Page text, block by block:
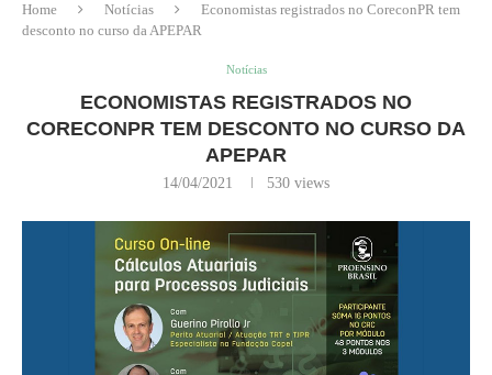
Home Notícias
Economistas registrados no CoreconPR tem
desconto no curso da APEPAR
Notícias
ECONOMISTAS REGISTRADOS NO
CORECONPR TEM DESCONTO NO CURSO DA
APEPAR
14/04/2021 530 views